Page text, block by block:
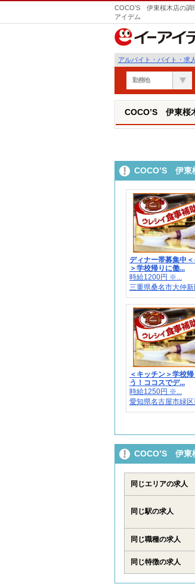
COCO’S 伊東桜木店の調
アイデム
アルバイト・バイト・求
勤務地
COCO’S 伊東桜
COCO’S 伊東
ディナー帯募集中
＞学校帰りに働...
時給1200円 ※...
三重県桑名市大仲新
＜キッチン＞学校
う！ココスでデ...
時給1250円 ※...
愛知県名古屋市緑区
COCO’S 伊東
同じエリアの求人
同じ駅の求人
同じ職種の求人
同じ特徴の求人